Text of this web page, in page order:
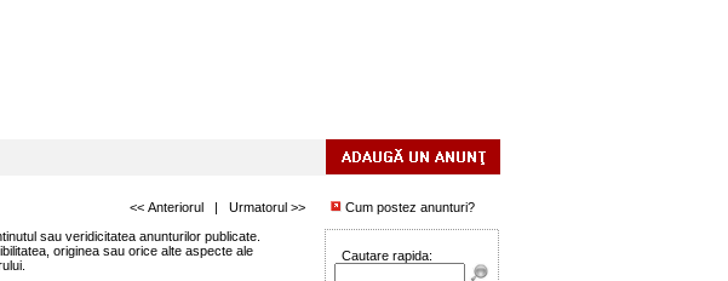
<< Anteriorul| Urmatorul >>
sau veridicitatea anunturilor publicate.
originea sau orice alte aspecte ale
Cum postez anunturi?
Cautare rapida: